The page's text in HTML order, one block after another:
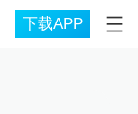
下载APP